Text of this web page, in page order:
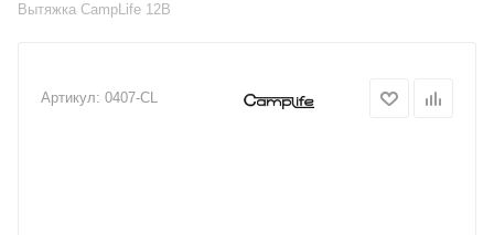
Вытяжка CampLife 12В
Артикул: 0407-CL